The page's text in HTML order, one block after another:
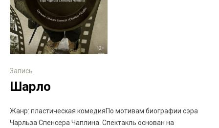
Запись
Шарло
Жанр: пластическая комедияПо мотивам биографии сэра
Чарльза Спенсера Чаплина. Спектакль основан на